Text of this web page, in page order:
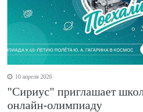
10 апреля 2026
"Сириус" приглашает
онлайн-олимпиаду